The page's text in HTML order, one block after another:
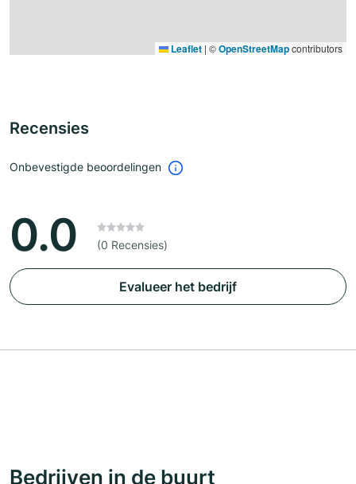
Leaflet | ©OpenStreetMapcontributors
Recensies
Onbevestigde beoordelingen
0.0 (0 Recensies)
Evalueer het bedrijf
Bedrijven in de buurt